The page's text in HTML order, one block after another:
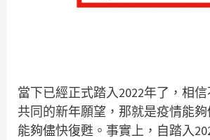
當下已經正式踏入2022年了，相
共同的新年願望，那就是疫情能
能夠儘快復甦。事實上，自踏入